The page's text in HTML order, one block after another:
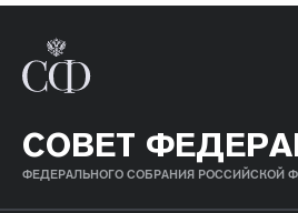
СОВЕТ
ФЕДЕРАЛЬНОГО СОБРАНИЯ РОССИЙСКОЙ